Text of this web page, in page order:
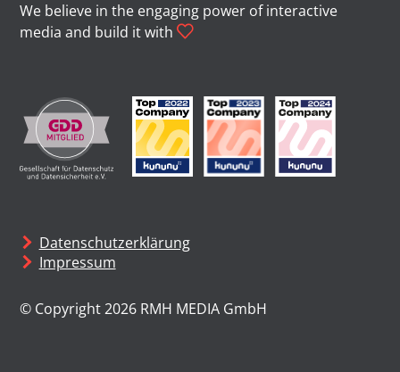
We believe in the engaging power of interactive
media and build it with
Datenschutzerklärung
Impressum
© Copyright 2026 RMH MEDIA GmbH